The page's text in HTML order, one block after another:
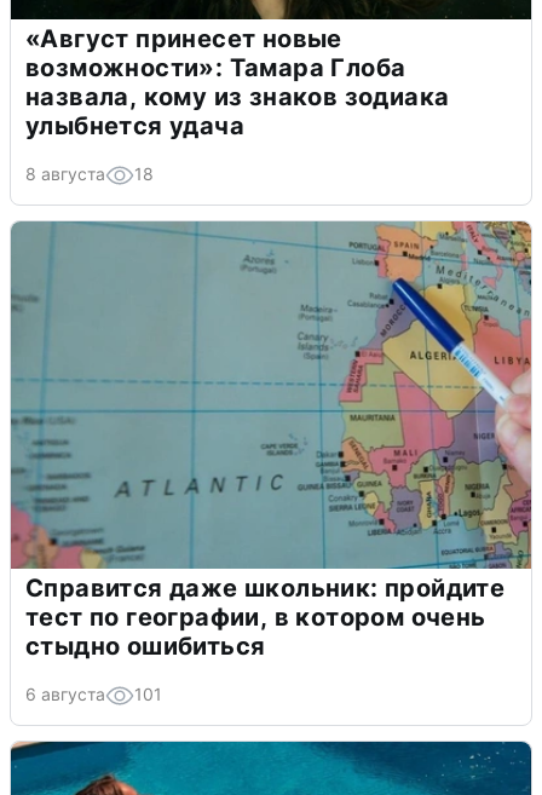
«Август принесет новые
возможности»: Тамара Глоба
назвала, кому из знаков зодиака
улыбнется удача
8 августа 18
Справится даже школьник: пройдите
тест по географии, в котором очень
стыдно ошибиться
6 августа 101